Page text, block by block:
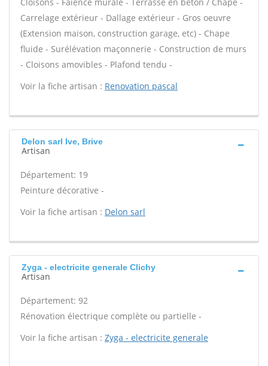
Carrelage extérieur - Dallage extérieur - Gros oeuvre
(Extension maison, construction garage, etc) - Chape
fluide - Surélévation maçonnerie - Construction de murs
- Cloisons amovibles - Plafond tendu -
Voir la fiche artisan : Renovation pascal
Delon sarl Ive, Brive
Artisan
Département: 19
Peinture décorative -
Voir la fiche artisan : Delon sarl
Zyga - electricite generale Clichy
Artisan
Département: 92
Rénovation électrique complète ou partielle -
Voir la fiche artisan : Zyga - electricite generale